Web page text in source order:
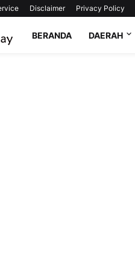
Disclaimer Privacy Policy
BERANDA DAERAH